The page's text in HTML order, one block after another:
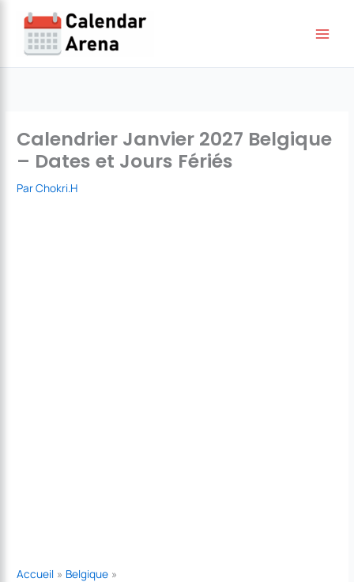
contenu
Calendrier Janvier 2027 Belgique
– Dates et Jours Fériés
ParChokri.H
Accueil
Belgique